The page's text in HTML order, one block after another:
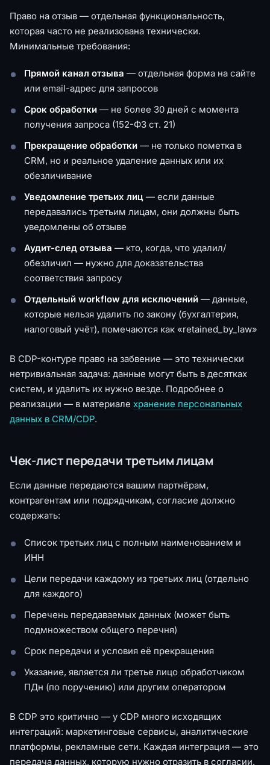
Право на отзыв — отдельная функциональность,
которая часто не реализована технически.
Минимальные требования:
Прямой канал отзыва — отдельная форма на сайте
или email-адрес для запросов
Срок обработки — не более 30 дней с момента
получения запроса (152-ФЗ ст. 21)
Прекращение обработки — не только пометка в
CRM, но и реальное удаление данных или их
обезличивание
Уведомление третьих лиц — если данные
передавались третьим лицам, они должны быть
уведомлены об отзыве
Аудит-след отзыва — кто, когда, что удалил/
обезличил — нужно для доказательства
соответствия запросу
Отдельный workflow для исключений — данные,
которые нельзя удалить по закону (бухгалтерия,
налоговый учёт), помечаются как «retained_by_law»
В CDP-контуре право на забвение — это технически
нетривиальная задача: данные могут быть в десятках
систем, и удалить их нужно везде. Подробнее о
реализации — в материале хранение персональных
данных в CRM/CDP.
Чек-лист передачи третьим лицам
Если данные передаются вашим партнёрам,
контрагентам или подрядчикам, согласие должно
содержать:
Список третьих лиц с полным наименованием и
ИНН
Цели передачи каждому из третьих лиц (отдельно
для каждого)
Перечень передаваемых данных (может быть
подмножеством общего перечня)
Срок передачи и условия её прекращения
Указание, является ли третье лицо обработчиком
ПДн (по поручению) или другим оператором
В CDP это критично — у CDP много исходящих
интеграций: маркетинговые сервисы, аналитические
платформы, рекламные сети. Каждая интеграция — это
передача данных, которую нужно отразить в согласии.